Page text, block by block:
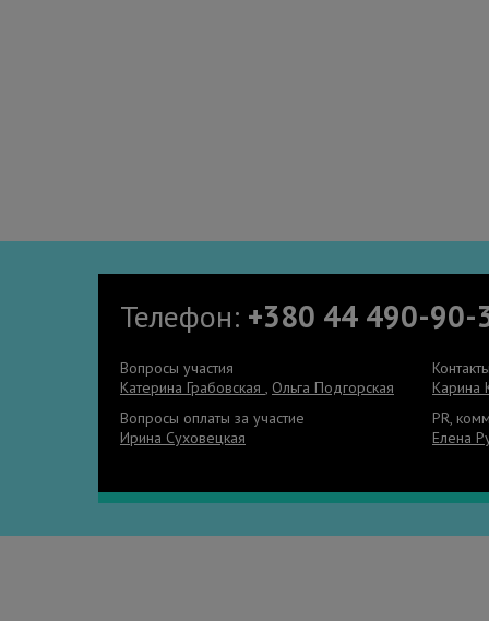
Телефон: +380 44 490-90-
Вопросы участия
Катерина Грабовская
Ольга Подгорская
Карина
Вопросы оплаты за участие
Ирина Суховецкая
PR,
Елена